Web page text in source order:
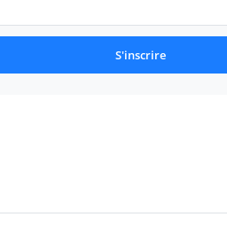
S'inscrire